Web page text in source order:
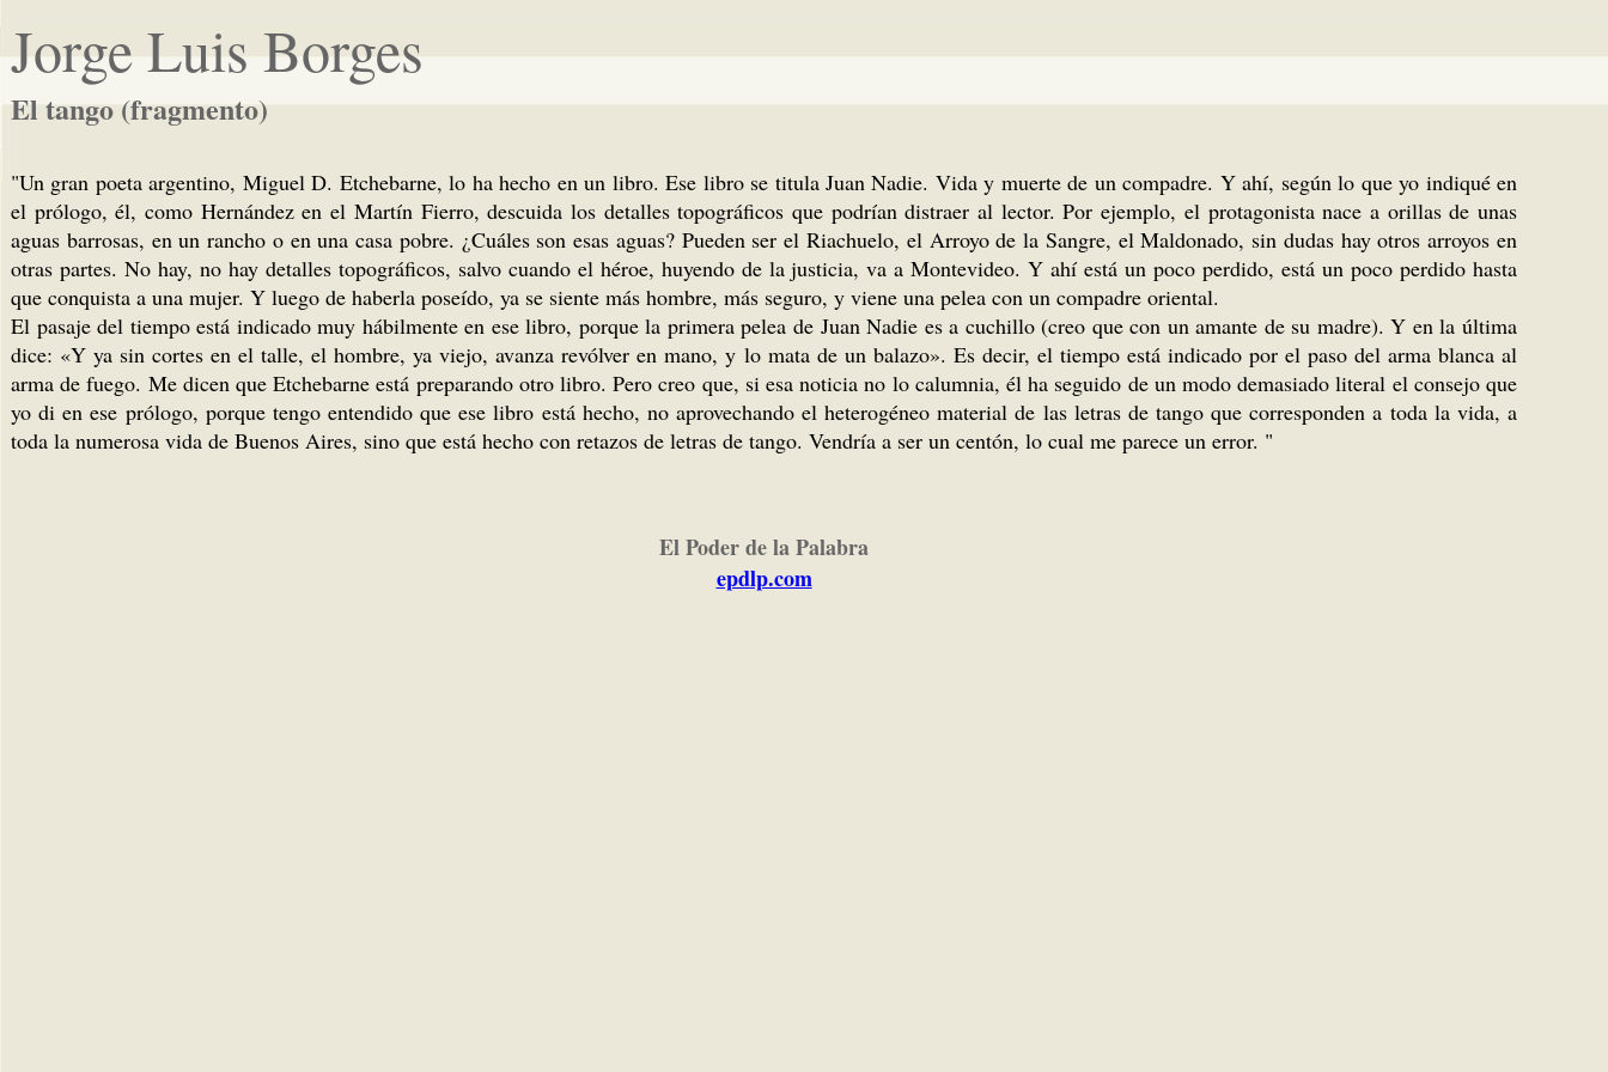
Jorge Luis Borges
El tango (fragmento)
"Un gran poeta argentino, Miguel D. Etchebarne, lo ha hecho en un libro. Ese libro se titula Juan Nadie. Vida y muerte de un compadre. Y ahí, según lo que yo indiqué en
el prólogo, él, como Hernández en el Martín Fierro, descuida los detalles topográficos que podrían distraer al lector. Por ejemplo, el protagonista nace a orillas de unas
aguas barrosas, en un rancho o en una casa pobre. ¿Cuáles son esas aguas? Pueden ser el Riachuelo, el Arroyo de la Sangre, el Maldonado, sin dudas hay otros arroyos en
otras partes. No hay, no hay detalles topográficos, salvo cuando el héroe, huyendo de la justicia, va a Montevideo. Y ahí está un poco perdido, está un poco perdido hasta
que conquista a una mujer. Y luego de haberla poseído, ya se siente más hombre, más seguro, y viene una pelea con un compadre oriental.
El pasaje del tiempo está indicado muy hábilmente en ese libro, porque la primera pelea de Juan Nadie es a cuchillo (creo que con un amante de su madre). Y en la última
dice: «Y ya sin cortes en el talle, el hombre, ya viejo, avanza revólver en mano, y lo mata de un balazo». Es decir, el tiempo está indicado por el paso del arma blanca al
arma de fuego. Me dicen que Etchebarne está preparando otro libro. Pero creo que, si esa noticia no lo calumnia, él ha seguido de un modo demasiado literal el consejo que
yo di en ese prólogo, porque tengo entendido que ese libro está hecho, no aprovechando el heterogéneo material de las letras de tango que corresponden a toda la vida, a
toda la numerosa vida de Buenos Aires, sino que está hecho con retazos de letras de tango. Vendría a ser un centón, lo cual me parece un error. "
El Poder de la Palabra
epdlp.com